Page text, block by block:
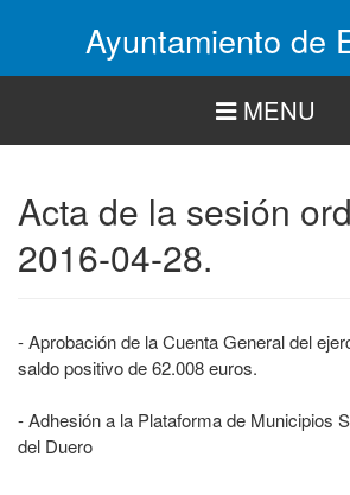
Ayuntamiento de
MENU
Acta de la sesión
2016-04-28.
- Aprobación de la Cuenta General del
saldo positivo de 62.008 euros.
- Adhesión a la Plataforma de Municipios
del Duero